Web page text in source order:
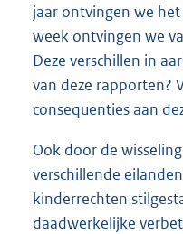
jaar ontvingen we
week ontvingen we
Deze verschillen in
van deze rapporten?
consequenties aan
Ook door de
verschillende
kinderrechten
daadwerkelijke